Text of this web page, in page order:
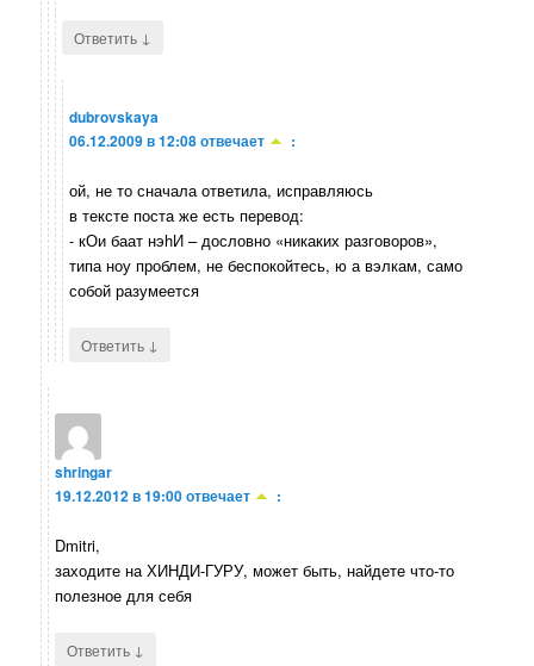
Ответить ↓
dubrovskaya
06.12.2009 в 12:08отвечает :
ой, не то сначала ответила, исправляюсь
в тексте поста же есть перевод:
- кОи баат нэhИ – дословно «никаких разговоров»,
типа ноу проблем, не беспокойтесь, ю а вэлкам, само
собой разумеется
Ответить ↓
shringar
19.12.2012 в 19:00отвечает :
Dmitri,
заходите на ХИНДИ-ГУРУ, может быть, найдете что-то
полезное для себя
Ответить ↓